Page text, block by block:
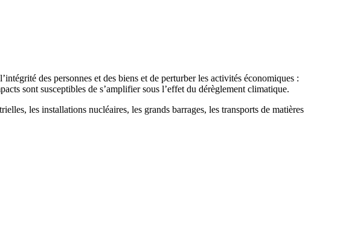
des personnes et des biens et de perturber les activités économiques :
sont susceptibles de s’amplifier sous l’effet du dérèglement climatique.
les installations nucléaires, les grands barrages, les transports de matières